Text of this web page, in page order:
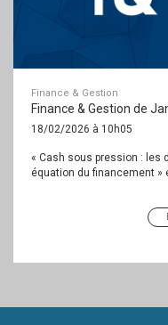
Finance & Gestion
Finance & Gestion de
18/02/2026 à 10h05
« Cash sous pression : les
équation du financement »